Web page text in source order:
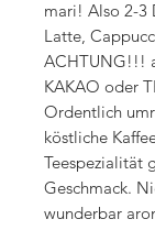
mari! Also 2-3
Latte,
ACHTUNG!!!
KAKAO oder
Ordentlich
köstliche
Teespezialität
Geschmack.
wunderbar